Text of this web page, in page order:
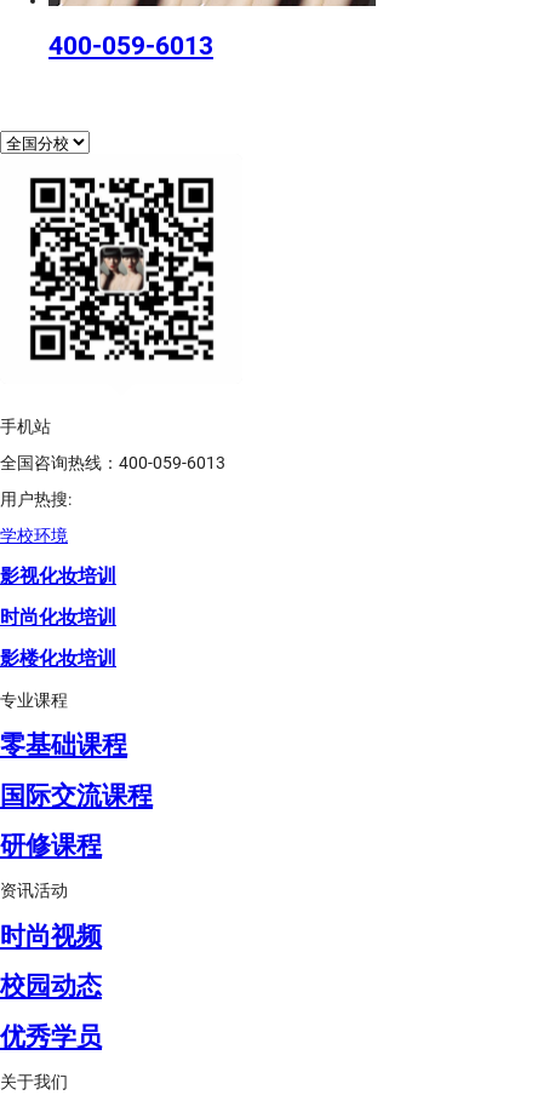
400-059-6013
手机站
全国咨询热线：400-059-6013
用户热搜:
学校环境
影视化妆培训
时尚化妆培训
影楼化妆培训
专业课程
零基础课程
国际交流课程
研修课程
资讯活动
时尚视频
校园动态
优秀学员
关于我们